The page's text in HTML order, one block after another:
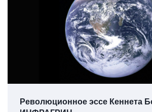
Революционное эссе Кеннета